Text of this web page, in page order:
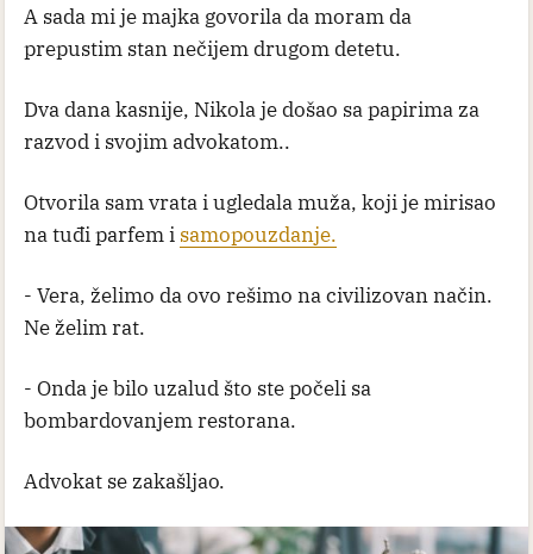
A sada mi je majka govorila da moram da
prepustim stan nečijem drugom detetu.
Dva dana kasnije, Nikola je došao sa papirima za
razvod i svojim advokatom..
Otvorila sam vrata i ugledala muža, koji je mirisao
na tuđi parfem i samopouzdanje.
- Vera, želimo da ovo rešimo na civilizovan način.
Ne želim rat.
- Onda je bilo uzalud što ste počeli sa
bombardovanjem restorana.
Advokat se zakašljao.